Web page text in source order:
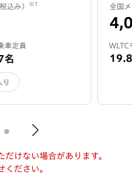
込み） ※1
車定員
名
り
全国
WLTC
けない場合があります。
ください。